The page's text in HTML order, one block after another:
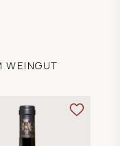
WEINGUT